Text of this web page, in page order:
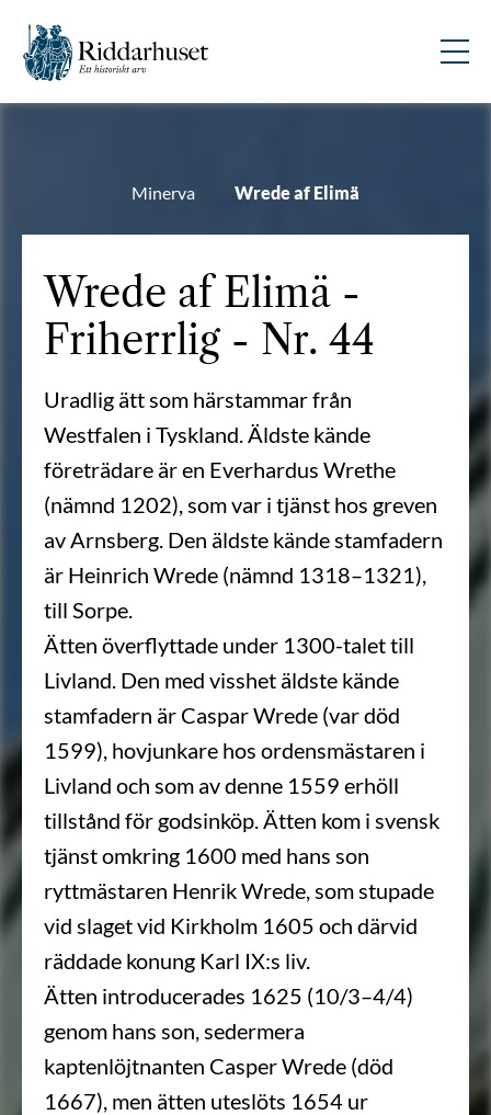
Minerva Wrede af Elimä
Wrede af Elimä -
Friherrlig - Nr. 44
Uradlig ätt som härstammar från
Westfalen i Tyskland. Äldste kände
företrädare är en Everhardus Wrethe
(nämnd 1202), som var i tjänst hos greven
av Arnsberg. Den äldste kände stamfadern
är Heinrich Wrede (nämnd 1318–1321),
till Sorpe.
Ätten överflyttade under 1300-talet till
Livland. Den med visshet äldste kände
stamfadern är Caspar Wrede (var död
1599), hovjunkare hos ordensmästaren i
Livland och som av denne 1559 erhöll
tillstånd för godsinköp. Ätten kom i svensk
tjänst omkring 1600 med hans son
ryttmästaren Henrik Wrede, som stupade
vid slaget vid Kirkholm 1605 och därvid
räddade konung Karl IX:s liv.
Ätten introducerades 1625 (10/3–4/4)
genom hans son, sedermera
kaptenlöjtnanten Casper Wrede (död
1667), men ätten uteslöts 1654 ur